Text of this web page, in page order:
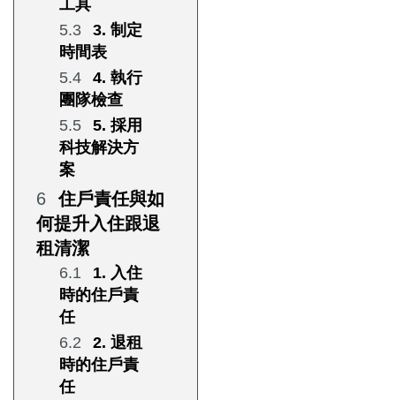
工具
3. 制定
時間表
4. 執行
團隊檢查
5. 採用
科技解決方
案
住戶責任與如
何提升入住跟退
租清潔
1. 入住
時的住戶責
任
2. 退租
時的住戶責
任